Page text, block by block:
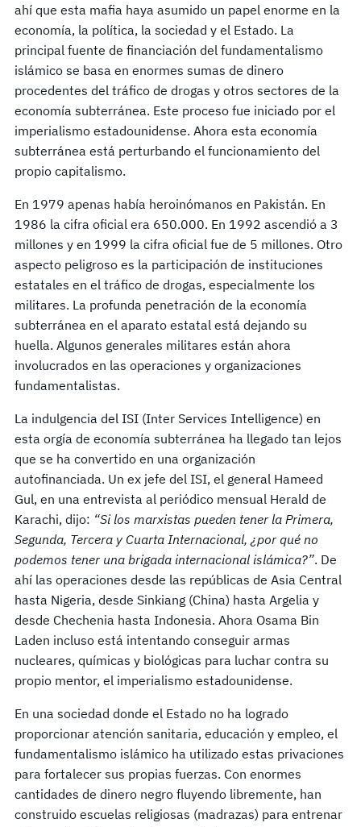
ahí que esta mafia haya asumido un papel enorme en la
economía, la política, la sociedad y el Estado. La
principal fuente de financiación del fundamentalismo
islámico se basa en enormes sumas de dinero
procedentes del tráfico de drogas y otros sectores de la
economía subterránea. Este proceso fue iniciado por el
imperialismo estadounidense. Ahora esta economía
subterránea está perturbando el funcionamiento del
propio capitalismo.
En 1979 apenas había heroinómanos en Pakistán. En
1986 la cifra oficial era 650.000. En 1992 ascendió a 3
millones y en 1999 la cifra oficial fue de 5 millones. Otro
aspecto peligroso es la participación de instituciones
estatales en el tráfico de drogas, especialmente los
militares. La profunda penetración de la economía
subterránea en el aparato estatal está dejando su
huella. Algunos generales militares están ahora
involucrados en las operaciones y organizaciones
fundamentalistas.
La indulgencia del ISI (Inter Services Intelligence) en
esta orgía de economía subterránea ha llegado tan lejos
que se ha convertido en una organización
autofinanciada. Un ex jefe del ISI, el general Hameed
Gul, en una entrevista al periódico mensual Herald de
Karachi, dijo: “Si los marxistas pueden tener la Primera,
Segunda, Tercera y Cuarta Internacional, ¿por qué no
podemos tener una brigada internacional islámica?”. De
ahí las operaciones desde las repúblicas de Asia Central
hasta Nigeria, desde Sinkiang (China) hasta Argelia y
desde Chechenia hasta Indonesia. Ahora Osama Bin
Laden incluso está intentando conseguir armas
nucleares, químicas y biológicas para luchar contra su
propio mentor, el imperialismo estadounidense.
En una sociedad donde el Estado no ha logrado
proporcionar atención sanitaria, educación y empleo, el
fundamentalismo islámico ha utilizado estas privaciones
para fortalecer sus propias fuerzas. Con enormes
cantidades de dinero negro fluyendo libremente, han
construido escuelas religiosas (madrazas) para entrenar